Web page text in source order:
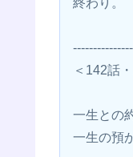
終わり。
＜142話
一生との
一生の預